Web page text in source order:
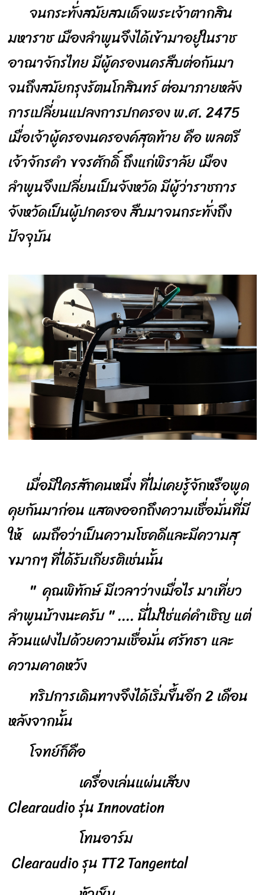
จนกระทั่งสมัยสมเด็จพระเจ้าตากสิน
มหาราช เมืองลำพูนจึงได้เข้ามาอยู่ในราช
อาณาจักรไทย มีผู้ครองนครสืบต่อกันมา
จนถึงสมัยกรุงรัตนโกสินทร์ ต่อมาภายหลัง
การเปลี่ยนแปลงการปกครอง พ.ศ. 2475
เมื่อเจ้าผู้ครองนครองค์สุดท้าย คือ พลตรี
เจ้าจักรคำ ขจรศักดิ์ ถึงแก่พิราลัย เมือง
ลำพูนจึงเปลี่ยนเป็นจังหวัด มีผู้ว่าราชการ
จังหวัดเป็นผู้ปกครอง สืบมาจนกระทั่งถึง
ปัจจุบัน
เมื่อมีใครสักคนหนึ่ง ที่ไม่เคยรู้จักหรือพูด
คุยกันมาก่อน แสดงออกถึงความเชื่อมั่นที่มี
ให้ ผมถือว่าเป็นความโชคดีและมีความสุ
ขมากๆ ที่ได้รับเกียรติเช่นนั้น
" คุณพิทักษ์ มีเวลาว่างเมื่อไร มาเที่ยว
ลำพูนบ้างนะครับ " .... นี่ไม่ใช่แค่คำเชิญ แต่
ล้วนแฝงไปด้วยความเชื่อมั่น ศรัทธา และ
ความคาดหวัง
ทริปการเดินทางจึงได้เริ่มขื้นอีก 2 เดือน
หลังจากนั้น
โจทย์ก็คือ
เครื่องเล่นแผ่นเสียง
Clearaudio รุ่น Innovation
โทนอาร์ม
Clearaudio รุน TT2 Tangental